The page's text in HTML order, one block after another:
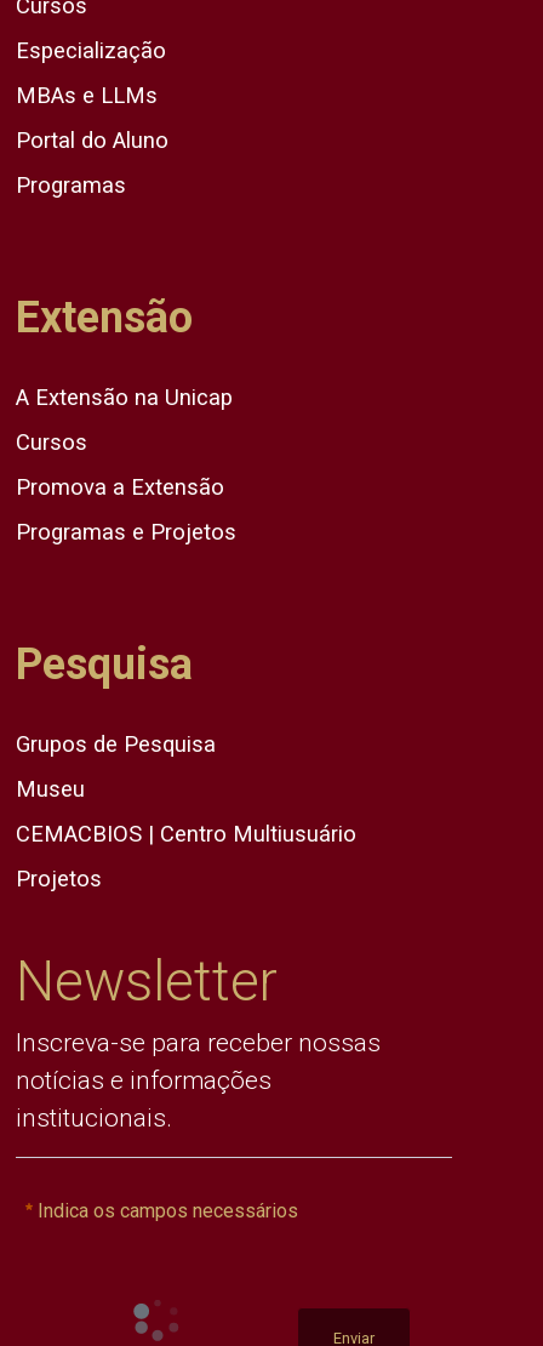
Cursos
Especialização
MBAs e LLMs
Portal do Aluno
Programas
Extensão
A Extensão na Unicap
Cursos
Promova a Extensão
Programas e Projetos
Pesquisa
Grupos de Pesquisa
Museu
CEMACBIOS | Centro Multiusuário
Projetos
Newsletter
Inscreva-se para receber nossas
notícias e informações
institucionais.
Indica os campos necessários
Enviar